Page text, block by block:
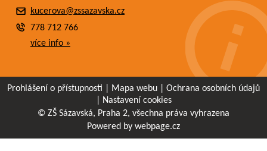
kucerova@zssazavska.cz
778 712 766
více info »
Prohlášení o přístupnosti Mapa webu
Ochrana osobních údajů
Nastavení cookies
© ZŠ Sázavská, Praha 2, všechna práva vyhrazena
Powered by webpage.cz